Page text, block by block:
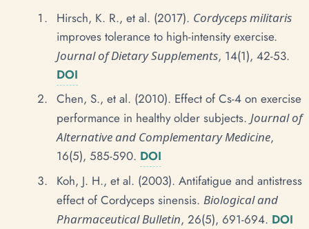
Hirsch, K. R., et al. (2017). Cordyceps militaris
improves tolerance to high-intensity exercise.
Journal of Dietary Supplements, 14(1), 42-53.
DOI
Chen, S., et al. (2010). Effect of Cs-4 on exercise
performance in healthy older subjects. Journal of
Alternative and Complementary Medicine,
16(5), 585-590. DOI
Koh, J. H., et al. (2003). Antifatigue and antistress
effect of Cordyceps sinensis. Biological and
Pharmaceutical Bulletin, 26(5), 691-694. DOI